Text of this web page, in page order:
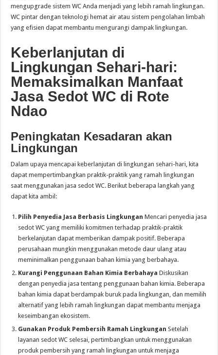
mengupgrade sistem WC Anda menjadi yang lebih ramah lingkungan.
WC pintar dengan teknologi hemat air atau sistem pengolahan limbah
yang efisien dapat membantu mengurangi dampak lingkungan.
Keberlanjutan di
Lingkungan Sehari-hari:
Memaksimalkan Manfaat
Jasa Sedot WC di Rote
Ndao
Peningkatan Kesadaran akan
Lingkungan
Dalam upaya mencapai keberlanjutan di lingkungan sehari-hari, kita
dapat mempertimbangkan praktik-praktik yang ramah lingkungan
saat menggunakan jasa sedot WC. Berikut beberapa langkah yang
dapat kita ambil:
Pilih Penyedia Jasa Berbasis Lingkungan Mencari penyedia jasa
sedot WC yang memiliki komitmen terhadap praktik-praktik
berkelanjutan dapat memberikan dampak positif. Beberapa
perusahaan mungkin menggunakan metode daur ulang atau
meminimalkan penggunaan bahan kimia yang berbahaya.
Kurangi Penggunaan Bahan Kimia Berbahaya Diskusikan
dengan penyedia jasa tentang penggunaan bahan kimia. Beberapa
bahan kimia dapat berdampak buruk pada lingkungan, dan memilih
alternatif yang lebih ramah lingkungan dapat membantu menjaga
keseimbangan ekosistem.
Gunakan Produk Pembersih Ramah Lingkungan Setelah
layanan sedot WC selesai, pertimbangkan untuk menggunakan
produk pembersih yang ramah lingkungan untuk menjaga